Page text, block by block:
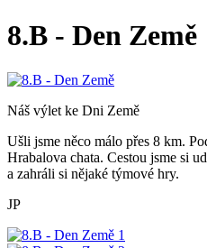
8.B - Den Země
Náš výlet ke Dni Země
Ušli jsme něco málo přes 8 km.
Hrabalova chata. Cestou jsme si
a zahráli si nějaké týmové hry.
JP